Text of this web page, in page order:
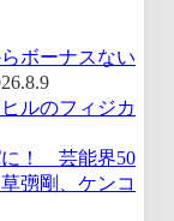
ボーナスない
ルのフィジカ
に！ 芸能界50
彅剛、ケンコ